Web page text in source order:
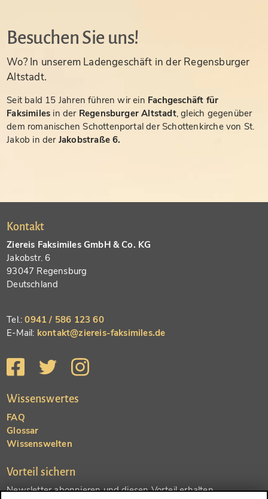
Besuchen Sie uns!
Wo? In unserem Ladengeschäft in der Regensburger
Altstadt.
Seit bald 15 Jahren führen wir ein Fachgeschäft für
Faksimiles in der Regensburger Altstadt, gleich gegenüber
dem romanischen Schottenportal der Schottenkirche von St.
Jakob in der Jakobstraße 6.
Kontakt
Ziereis Faksimiles GmbH & Co. KG
Jakobstr. 6
93047 Regensburg
Deutschland
Tel.:0941 / 586 123 60
E-Mail: kontakt@ziereis-faksimiles.de
Wissenswertes
FAQ
Glossar
Wissenswelten
Vorteil sichern
Newsletter abonnieren und diesen Vorteil erhalten